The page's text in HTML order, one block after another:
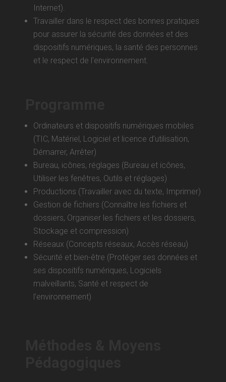
Internet).
Travailler dans le respect des bonnes pratiques
pour assurer la sécurité des données et des
dispositifs numériques, la santé des personnes
et le respect de l'environnement.
Ordinateurs et dispositifs numériques mobiles
(TIC, Matériel, Logiciel et licence d’utilisation,
Démarrer, Arrêter)
Bureau, icônes, réglages (Bureau et icônes,
Utiliser les fenêtres, Outils et réglages)
Productions (Travailler avec du texte, Imprimer)
Gestion de fichiers (Connaître les fichiers et
dossiers, Organiser les fichiers et les dossiers,
Stockage et compression)
Réseaux (Concepts réseaux, Accès réseau)
Sécurité et bien-être (Protéger ses données et
ses dispositifs numériques, Logiciels
malveillants, Santé et respect de
l’environnement)